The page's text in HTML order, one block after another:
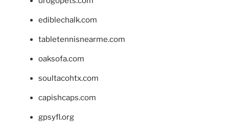
ediblechalk.com
tabletennisnearme.com
oaksofa.com
soultacohtx.com
capishcaps.com
gpsyfl.org